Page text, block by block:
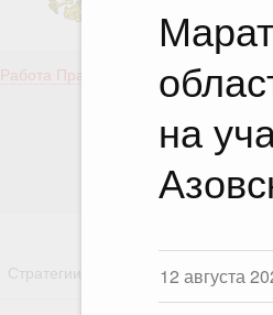
на
12 августа
Работа Правительства
Стратегии Государственные